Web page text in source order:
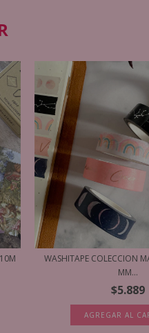
WASHITAPE COLECCION
MM...
$5.889
AGREGAR AL